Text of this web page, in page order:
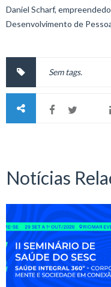
Daniel Scharf,
Desenvolvimento de
Sem tags.
Notícias